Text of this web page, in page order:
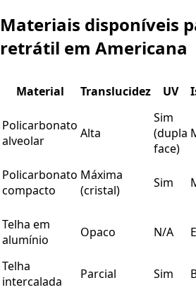
Materiais disponíveis
retrátil em Americana
Material Translucidez UV
Policarbonato
alveolar
Alta
Sim
(dupla
face)
Policarbonato
compacto
Máxima
(cristal)
Sim
Telha em
alumínio
Opaco N/A
Telha
intercalada
Parcial Sim